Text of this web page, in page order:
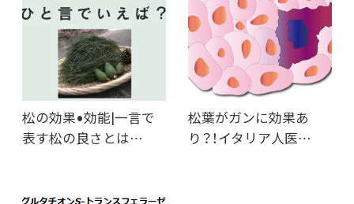
松の効果•効能|一言で
表す松の良さとは…
松葉がガンに効果あ
り？！イタリア人医…